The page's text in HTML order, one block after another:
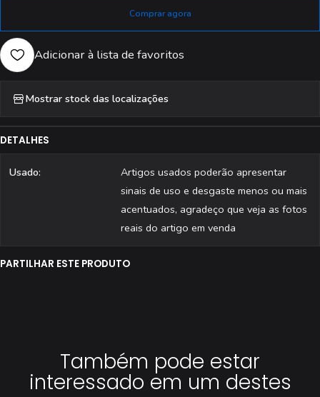
Comprar agora
Adicionar à lista de favoritos
Mostrar stock das localizações
DETALHES
Usado:
Artigos usados poderão apresentar
sinais de uso e desgaste menos ou mais
acentuados, agradeço que veja as fotos
reais do artigo em venda
PARTILHAR ESTE PRODUTO
Também pode estar
interessado em um destes